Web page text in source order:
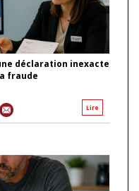
déclaration inexacte
fraude
Lire